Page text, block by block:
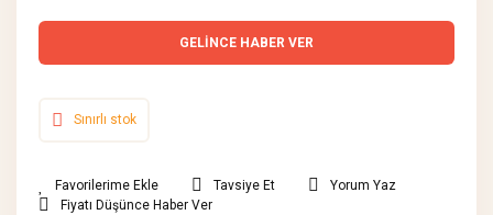
GELİNCE HABER VER
Sınırlı stok
Tavsiye Et
Yorum Yaz
Fiyatı Düşünce Haber Ver